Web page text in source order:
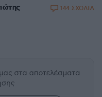
144 ΣΧΟΛΙΑ
στα αποτελέσματα